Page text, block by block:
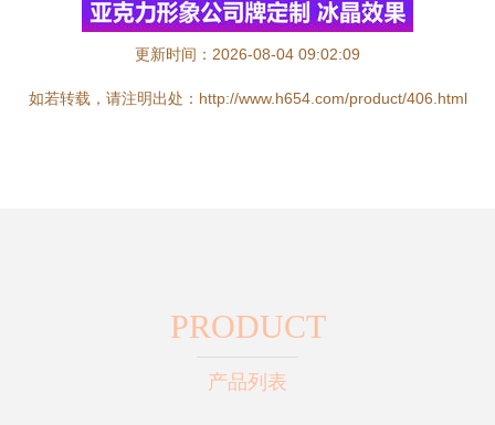
更新时间：2026-08-04 09:02:09
如若转载，请注明出处：http://www.h654.com/product/406.html
PRODUCT
产品列表